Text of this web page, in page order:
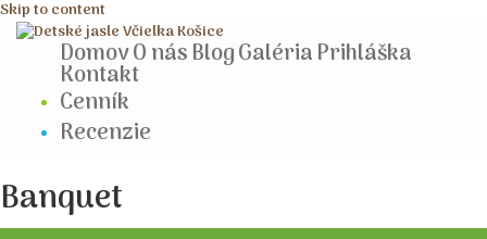
Skip to content
DomovO násBlogGalériaPrihláška
Kontakt
Cenník
Recenzie
Banquet